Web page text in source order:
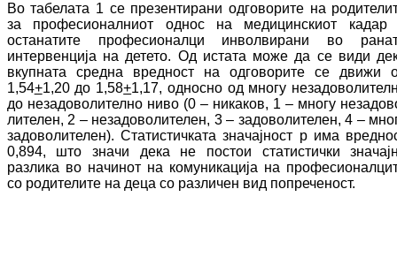
Во табелата 1 се презентирани одговорите на
за професионалниот однос на ме­ди­цинскиот кадар
останатите про­фе­сио­нал­ци инволвирани во
интервенција на детето. Од истата може да се види
вкуп­­на­та средна вредност на одговорите се дви­­жи
1,54+1,20 до 1,58+1,17, односно од мно­гу­
до незадоволително ниво (0 –никаков, 1 – многу
ли­те­лен, 2 – незадоволителен, 3 – задоволителен, 4 –
задоволителен). Статистичката зна­­чајност p има
0,894, што значи дека не постои статистички
разлика во начинот на комуникација на
со родителите на деца со различен вид попреченост.